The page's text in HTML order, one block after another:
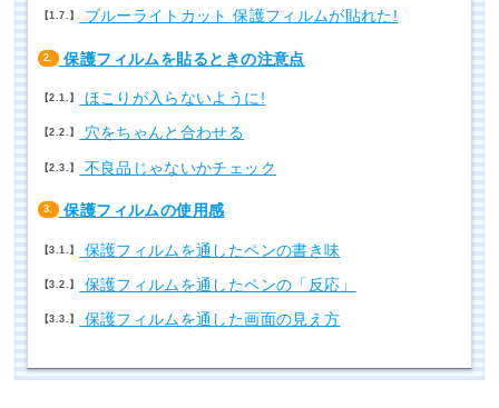
1.7. ブルーライトカット 保護フィルムが貼れた!
2. 保護フィルムを貼るときの注意点
2.1. ほこりが入らないように!
2.2. 穴をちゃんと合わせる
2.3. 不良品じゃないかチェック
3. 保護フィルムの使用感
3.1. 保護フィルムを通したペンの書き味
3.2. 保護フィルムを通したペンの「反応」
3.3. 保護フィルムを通した画面の見え方